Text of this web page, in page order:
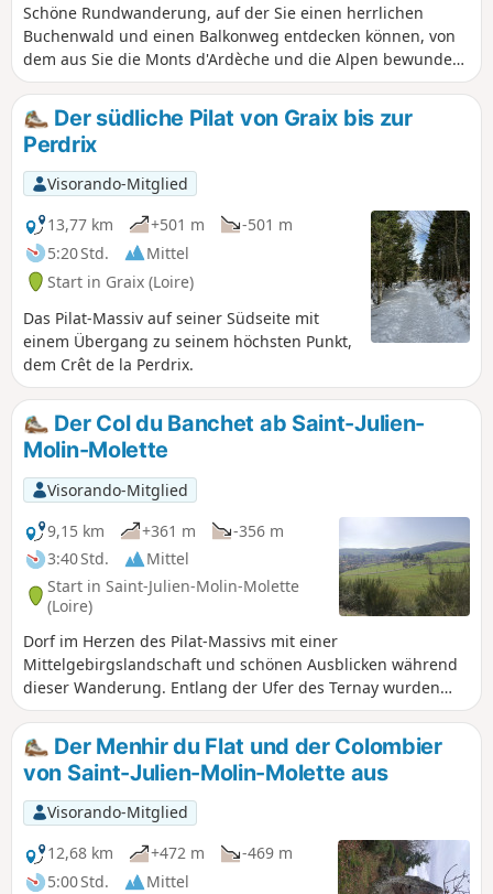
Schöne Rundwanderung, auf der Sie einen herrlichen
Buchenwald und einen Balkonweg entdecken können, von
dem aus Sie die Monts d'Ardèche und die Alpen bewundern
können.
Der südliche Pilat von Graix bis zur
Perdrix
Visorando-Mitglied
13,77 km
+501 m
-501 m
5:20 Std.
Mittel
Start in Graix (Loire)
Das Pilat-Massiv auf seiner Südseite mit
einem Übergang zu seinem höchsten Punkt,
dem Crêt de la Perdrix.
Der Col du Banchet ab Saint-Julien-
Molin-Molette
Visorando-Mitglied
9,15 km
+361 m
-356 m
3:40 Std.
Mittel
Start in Saint-Julien-Molin-Molette
(Loire)
Dorf im Herzen des Pilat-Massivs mit einer
Mittelgebirgslandschaft und schönen Ausblicken während
dieser Wanderung. Entlang der Ufer des Ternay wurden
etwa fünfzehn Fabriken errichtet. Diese gesamte Industrie
stand in Verbindung mit den Seidenwebern aus Lyon. Ein
Teil dieser Gebäude wurde von Künstlern übernommen, um
dort Ateliers einzurichten. Informationen entnommen aus
Wikipedia. AN ALLE WANDERER (SES), DIE MEINE
WANDERROUTEN BEWANDERN: Ihr könnt Fotos hochladen
und dabei den Standort auf der Route angeben.
Der Menhir du Flat und der Colombier
von Saint-Julien-Molin-Molette aus
Visorando-Mitglied
12,68 km
+472 m
-469 m
5:00 Std.
Mittel